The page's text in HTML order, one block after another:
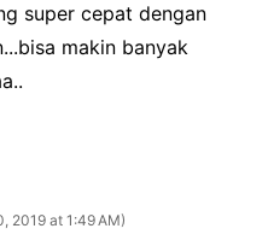
super cepat dengan
makin banyak
2019 at 1:49 AM